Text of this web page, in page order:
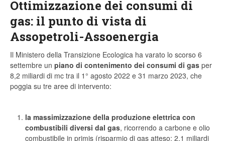
Ottimizzazione dei consumi di
gas: il punto di vista di
Assopetroli-Assoenergia
Il Ministero della Transizione Ecologica ha varato lo scorso 6
settembre un piano di contenimento dei consumi di gas per
8,2 miliardi di mc tra il 1° agosto 2022 e 31 marzo 2023, che
poggia su tre aree di intervento:
la massimizzazione della produzione elettrica con
combustibili diversi dal gas, ricorrendo a carbone e olio
combustibile in primis (risparmio di gas atteso: 2,1 miliardi